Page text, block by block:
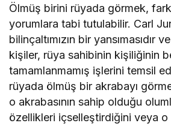
Ölmüş birini rüyada görmek,
yorumlara tabi tutulabilir. Carl
bilinçaltımızın bir yansımasıdır
kişiler, rüya sahibinin kişiliğinin
tamamlanmamış işlerini temsil
rüyada ölmüş bir akrabayı
o akrabasının sahip olduğu
özellikleri içselleştirdiğini veya o